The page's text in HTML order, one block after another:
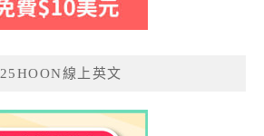
25HOON線上英文